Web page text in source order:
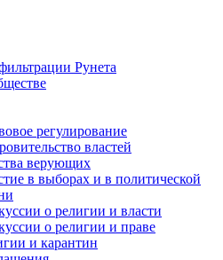
Рунета
регулирование
властей
верующих
в выборах и в политической
о религии и власти
о религии и праве
и карантин